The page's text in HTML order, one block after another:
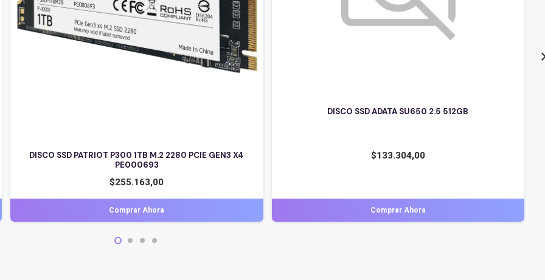
$133.304,00
Comprar Ahora
PEN DRIVE 256GB SANDISK ULTRA LUXE USB 3.2
Comprar Ahora